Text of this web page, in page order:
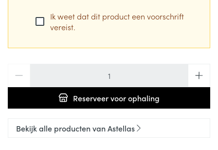
Ik weet dat dit product een voorschrift
vereist.
Reserveervoor ophaling
Bekijk alle producten van Astellas